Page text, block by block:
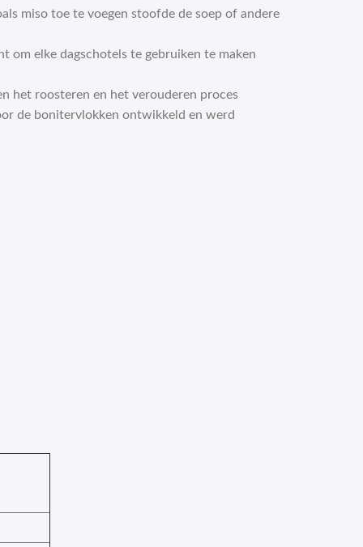
miso toe te voegen stoofde de soep of andere
om elke dagschotels te gebruiken te maken
het roosteren en het verouderen proces
de bonitervlokken ontwikkeld en werd